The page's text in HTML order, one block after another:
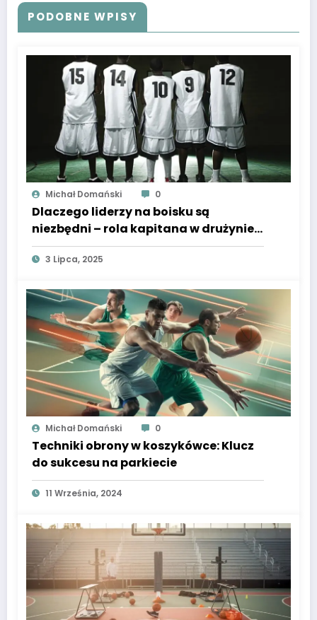
PODOBNE WPISY
Michał Domański 0
Dlaczego liderzy na boisku są
niezbędni – rola kapitana w drużynie
koszykarskiej
3 Lipca, 2025
Michał Domański 0
Techniki obrony w koszykówce: Klucz
do sukcesu na parkiecie
11 Września, 2024